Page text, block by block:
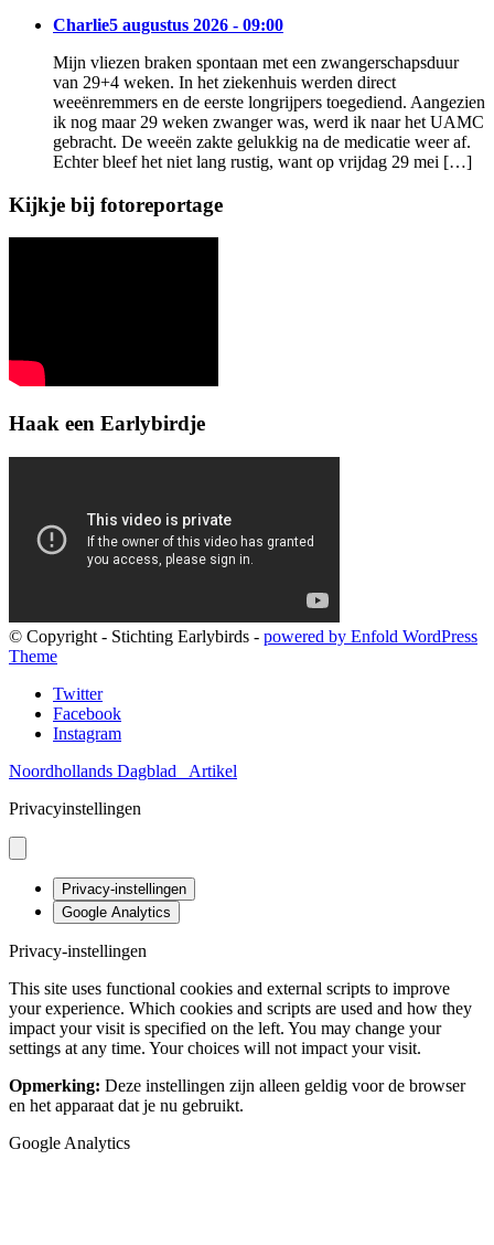
Charlie5 augustus 2026 - 09:00
Mijn vliezen braken spontaan met een zwangerschapsduur
van 29+4 weken. In het ziekenhuis werden direct
weeënremmers en de eerste longrijpers toegediend. Aangezien
ik nog maar 29 weken zwanger was, werd ik naar het UAMC
gebracht. De weeën zakte gelukkig na de medicatie weer af.
Echter bleef het niet lang rustig, want op vrijdag 29 mei […]
Kijkje bij fotoreportage
Haak een Earlybirdje
© Copyright - Stichting Earlybirds - powered by Enfold WordPress
Theme
Twitter
Facebook
Instagram
Noordhollands Dagblad
Artikel
Privacyinstellingen
Privacy-instellingen
Google Analytics
Privacy-instellingen
This site uses functional cookies and external scripts to improve
your experience. Which cookies and scripts are used and how they
impact your visit is specified on the left. You may change your
settings at any time. Your choices will not impact your visit.
Opmerking: Deze instellingen zijn alleen geldig voor de browser
en het apparaat dat je nu gebruikt.
Google Analytics